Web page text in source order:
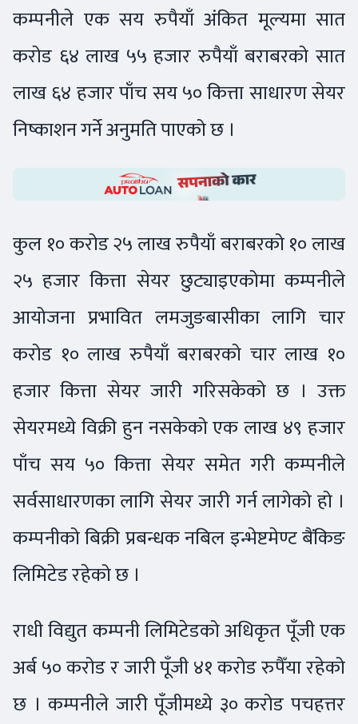
कम्पनीले एक सय रुपैयाँ अंकित मूल्यमा सात
करोड ६४ लाख ५५ हजार रुपैयाँ बराबरको सात
लाख ६४ हजार पाँच सय ५० कित्ता साधारण सेयर
निष्काशन गर्ने अनुमति पाएको छ ।
कुल १० करोड २५ लाख रुपैयाँ बराबरको १० लाख
२५ हजार कित्ता सेयर छुट्याइएकोमा कम्पनीले
आयोजना प्रभावित लमजुङबासीका लागि चार
करोड १० लाख रुपैयाँ बराबरको चार लाख १०
हजार कित्ता सेयर जारी गरिसकेको छ । उक्त
सेयरमध्ये विक्री हुन नसकेको एक लाख ४९ हजार
पाँच सय ५० कित्ता सेयर समेत गरी कम्पनीले
सर्वसाधारणका लागि सेयर जारी गर्न लागेको हो ।
कम्पनीको बिक्री प्रबन्धक नबिल इन्भेष्टमेण्ट बैंकिङ
लिमिटेड रहेको छ ।
राधी विद्युत कम्पनी लिमिटेडको अधिकृत पूँजी एक
अर्ब ५० करोड र जारी पूँजी ४१ करोड रुपैँया रहेको
छ । कम्पनीले जारी पूँजीमध्ये ३० करोड पचहत्तर